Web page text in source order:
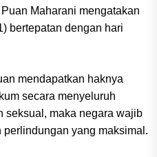
Maharani mengatakan
bertepatan dengan hari
mendapatkan haknya
secara menyeluruh
seksual, maka negara wajib
perlindungan yang maksimal.